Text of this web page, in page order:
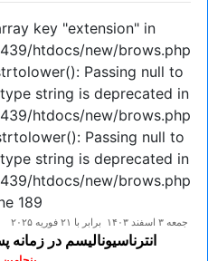
key "extension" in
htdocs/new/brows.php
Passing null to
string is deprecated in
htdocs/new/brows.php
Passing null to
string is deprecated in
htdocs/new/brows.php
189
جمعه ۳ اسفند ۱۴۰۳ برابر با ۲۱ فوريه ۲۰۲۵
انترناسیونالیسم در